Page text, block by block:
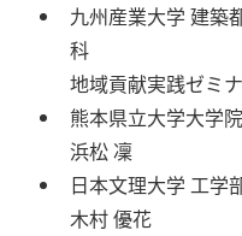
九州産業大学 建築
科
地域貢献実践ゼミ
熊本県立大学大学
浜松 凜
日本文理大学 工学
木村 優花